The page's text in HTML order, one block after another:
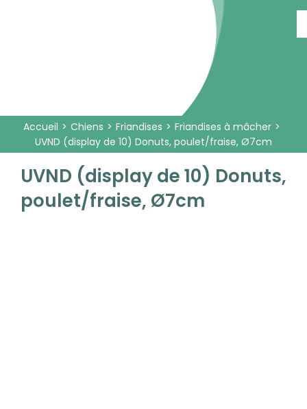
Accueil Chiens Friandises
Friandises à mâcher
UVND (display de 10) Donuts, poulet/fraise, Ø7cm
UVND (display de 10) Donuts,
poulet/fraise, Ø7cm